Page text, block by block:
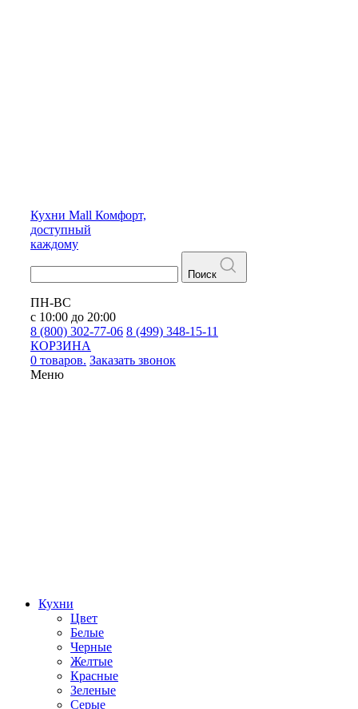
Кухни Mall Комфорт,
доступный
каждому
Поиск
ПН-ВС
с 10:00 до 20:00
8 (800) 302-77-06 8 (499) 348-15-11
КОРЗИНА
0 товаров. Заказать звонок
Меню
Кухни
Цвет
Белые
Черные
Желтые
Красные
Зеленые
Серые